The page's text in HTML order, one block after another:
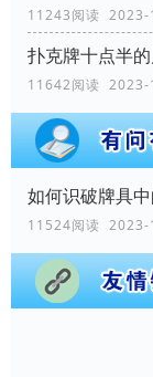
11243阅读
扑克牌十点半
11642阅读
如何识破牌具
11524阅读